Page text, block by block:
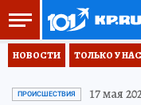
НОВОСТИ ТОЛЬКО У НАС
ПРОИСШЕСТВИЯ 17 мая